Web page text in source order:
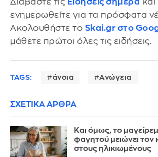
Διαβάστε τις Ειδήσεις σήμερα και
ενημερωθείτε για τα πρόσφατα
Ακολουθήστε το Skai.gr στο
μάθετε πρώτοι όλες τις ειδήσεις.
TAGS: άνοια Ανώγεια
ΣΧΕΤΙΚΑ ΑΡΘΡΑ
Και όμως, το
φαγητού μειώνει τον
στους ηλικιωμένους